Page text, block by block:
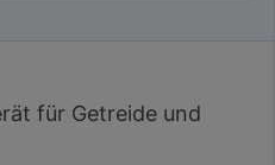
für Getreide und